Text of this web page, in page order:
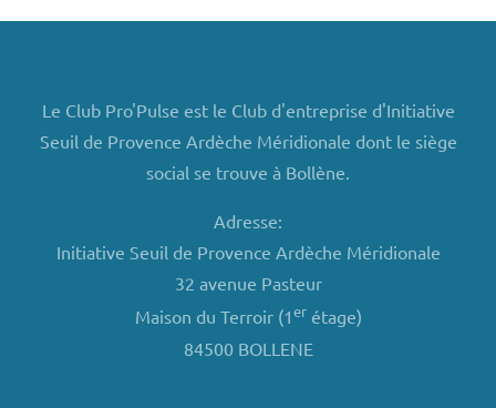
Le Club Pro'Pulse est le Club d'entreprise d'Initiative
Seuil de Provence Ardèche Méridionale dont le siège
social se trouve à Bollène.
Adresse:
Initiative Seuil de Provence Ardèche Méridionale
32 avenue Pasteur
Maison du Terroir (1erétage)
84500 BOLLENE